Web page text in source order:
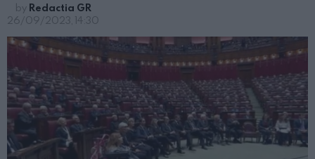
by Redactia GR
26/09/2023, 14:30